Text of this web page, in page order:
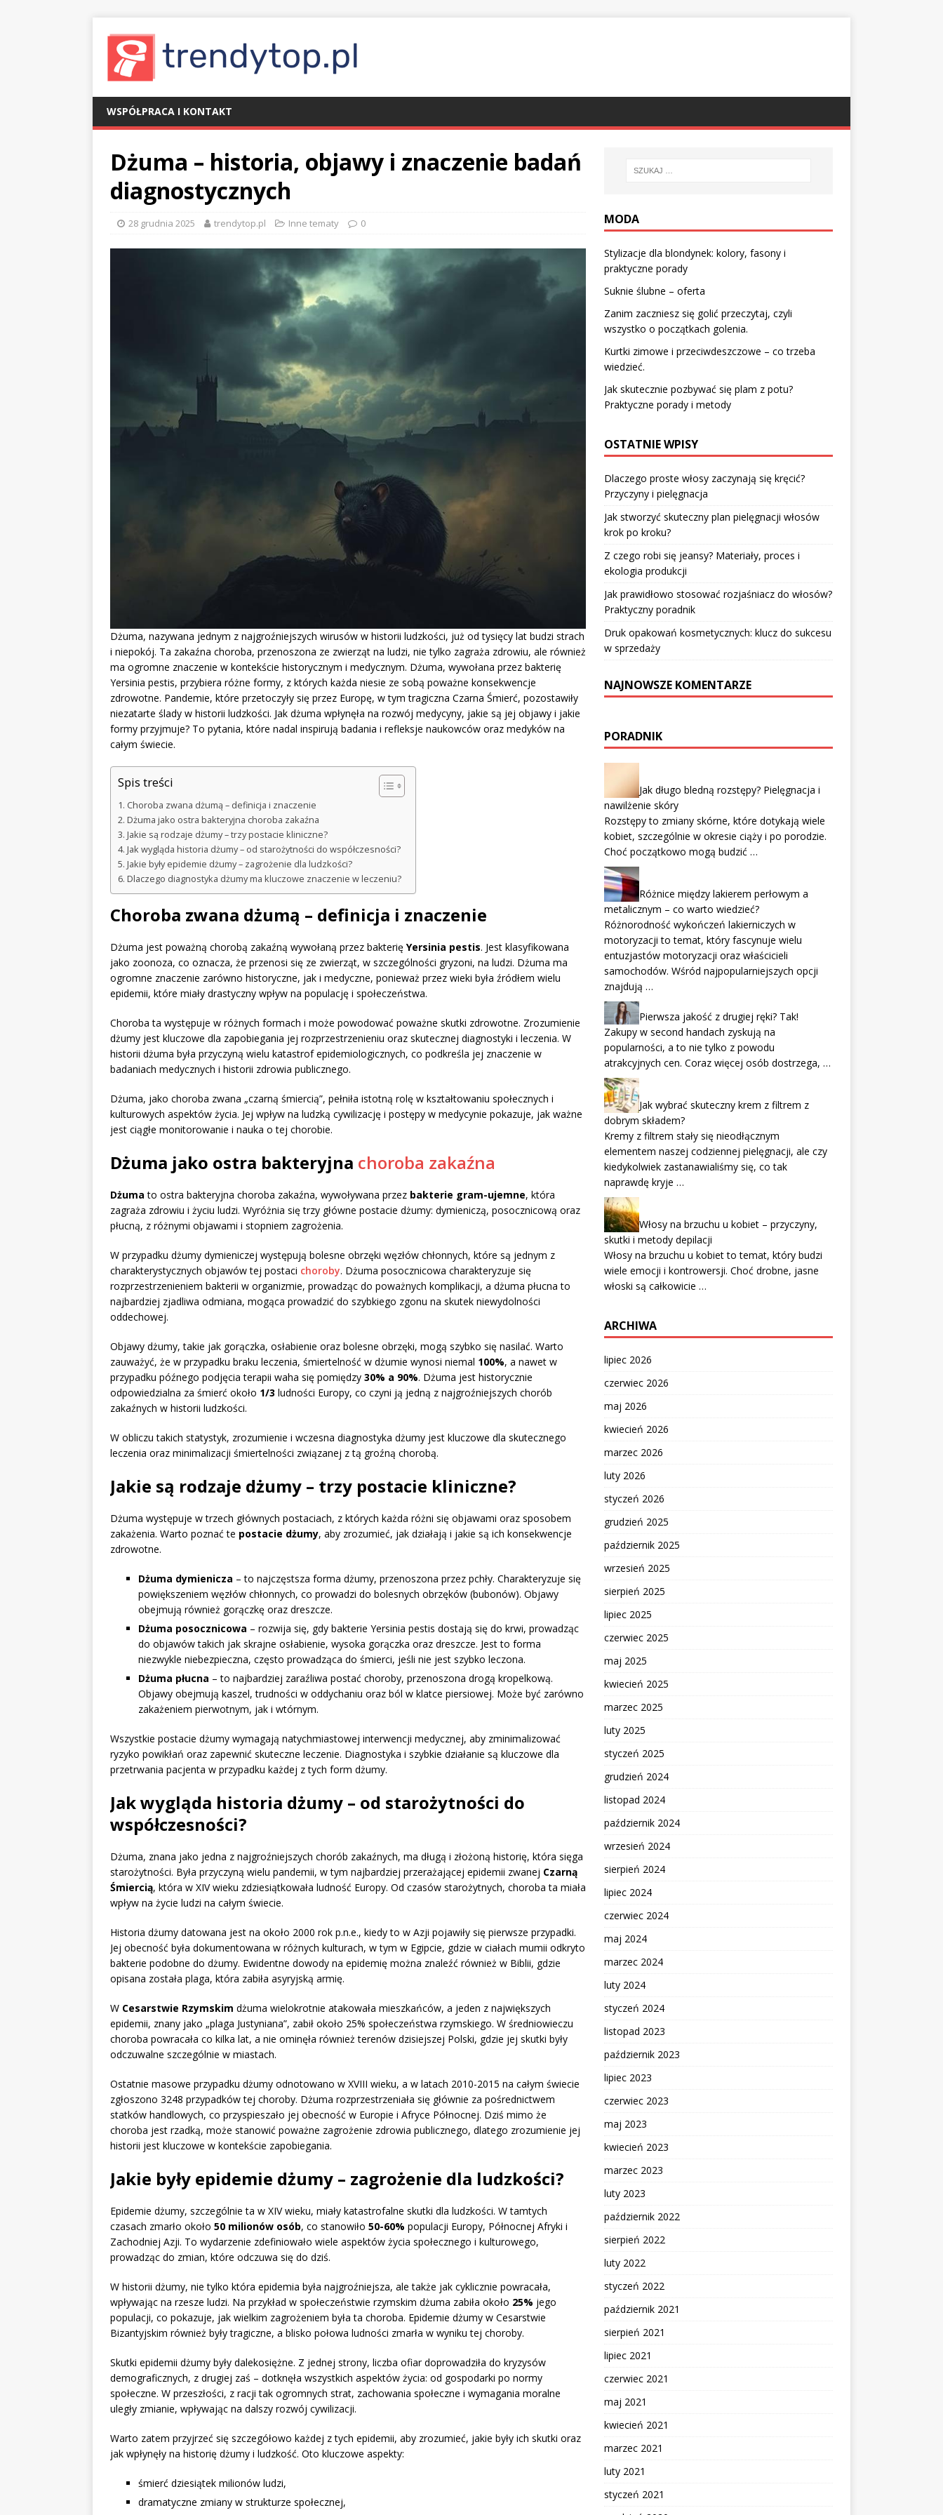
WSPÓŁPRACA I KONTAKT
Dżuma – historia, objawy i znaczenie badań
diagnostycznych
28 grudnia 2025 trendytop.pl Inne tematy 0
Dżuma, nazywana jednym z najgroźniejszych wirusów w historii ludzkości, już od tysięcy lat budzi strach
i niepokój. Ta zakaźna choroba, przenoszona ze zwierząt na ludzi, nie tylko zagraża zdrowiu, ale również
ma ogromne znaczenie w kontekście historycznym i medycznym. Dżuma, wywołana przez bakterię
Yersinia pestis, przybiera różne formy, z których każda niesie ze sobą poważne konsekwencje
zdrowotne. Pandemie, które przetoczyły się przez Europę, w tym tragiczna Czarna Śmierć, pozostawiły
niezatarte ślady w historii ludzkości. Jak dżuma wpłynęła na rozwój medycyny, jakie są jej objawy i jakie
formy przyjmuje? To pytania, które nadal inspirują badania i refleksje naukowców oraz medyków na
całym świecie.
Spis treści
Choroba zwana dżumą – definicja i znaczenie
Dżuma jako ostra bakteryjna choroba zakaźna
Jakie są rodzaje dżumy – trzy postacie kliniczne?
Jak wygląda historia dżumy – od starożytności do współczesności?
Jakie były epidemie dżumy – zagrożenie dla ludzkości?
Dlaczego diagnostyka dżumy ma kluczowe znaczenie w leczeniu?
Choroba zwana dżumą – definicja i znaczenie
Dżuma jest poważną chorobą zakaźną wywołaną przez bakterię Yersinia pestis. Jest klasyfikowana
jako zoonoza, co oznacza, że przenosi się ze zwierząt, w szczególności gryzoni, na ludzi. Dżuma ma
ogromne znaczenie zarówno historyczne, jak i medyczne, ponieważ przez wieki była źródłem wielu
epidemii, które miały drastyczny wpływ na populację i społeczeństwa.
Choroba ta występuje w różnych formach i może powodować poważne skutki zdrowotne. Zrozumienie
dżumy jest kluczowe dla zapobiegania jej rozprzestrzenieniu oraz skutecznej diagnostyki i leczenia. W
historii dżuma była przyczyną wielu katastrof epidemiologicznych, co podkreśla jej znaczenie w
badaniach medycznych i historii zdrowia publicznego.
Dżuma, jako choroba zwana „czarną śmiercią”, pełniła istotną rolę w kształtowaniu społecznych i
kulturowych aspektów życia. Jej wpływ na ludzką cywilizację i postępy w medycynie pokazuje, jak ważne
jest ciągłe monitorowanie i nauka o tej chorobie.
Dżuma jako ostra bakteryjna choroba zakaźna
Dżuma to ostra bakteryjna choroba zakaźna, wywoływana przez bakterie gram-ujemne, która
zagraża zdrowiu i życiu ludzi. Wyróżnia się trzy główne postacie dżumy: dymieniczą, posocznicową oraz
płucną, z różnymi objawami i stopniem zagrożenia.
W przypadku dżumy dymieniczej występują bolesne obrzęki węzłów chłonnych, które są jednym z
charakterystycznych objawów tej postaci choroby. Dżuma posocznicowa charakteryzuje się
rozprzestrzenieniem bakterii w organizmie, prowadząc do poważnych komplikacji, a dżuma płucna to
najbardziej zjadliwa odmiana, mogąca prowadzić do szybkiego zgonu na skutek niewydolności
oddechowej.
Objawy dżumy, takie jak gorączka, osłabienie oraz bolesne obrzęki, mogą szybko się nasilać. Warto
zauważyć, że w przypadku braku leczenia, śmiertelność w dżumie wynosi niemal 100%, a nawet w
przypadku późnego podjęcia terapii waha się pomiędzy 30% a 90%. Dżuma jest historycznie
odpowiedzialna za śmierć około 1/3 ludności Europy, co czyni ją jedną z najgroźniejszych chorób
zakaźnych w historii ludzkości.
W obliczu takich statystyk, zrozumienie i wczesna diagnostyka dżumy jest kluczowe dla skutecznego
leczenia oraz minimalizacji śmiertelności związanej z tą groźną chorobą.
Jakie są rodzaje dżumy – trzy postacie kliniczne?
Dżuma występuje w trzech głównych postaciach, z których każda różni się objawami oraz sposobem
zakażenia. Warto poznać te postacie dżumy, aby zrozumieć, jak działają i jakie są ich konsekwencje
zdrowotne.
Dżuma dymienicza – to najczęstsza forma dżumy, przenoszona przez pchły. Charakteryzuje się
powiększeniem węzłów chłonnych, co prowadzi do bolesnych obrzęków (bubonów). Objawy
obejmują również gorączkę oraz dreszcze.
Dżuma posocznicowa – rozwija się, gdy bakterie Yersinia pestis dostają się do krwi, prowadząc
do objawów takich jak skrajne osłabienie, wysoka gorączka oraz dreszcze. Jest to forma
niezwykle niebezpieczna, często prowadząca do śmierci, jeśli nie jest szybko leczona.
Dżuma płucna – to najbardziej zaraźliwa postać choroby, przenoszona drogą kropelkową.
Objawy obejmują kaszel, trudności w oddychaniu oraz ból w klatce piersiowej. Może być zarówno
zakażeniem pierwotnym, jak i wtórnym.
Wszystkie postacie dżumy wymagają natychmiastowej interwencji medycznej, aby zminimalizować
ryzyko powikłań oraz zapewnić skuteczne leczenie. Diagnostyka i szybkie działanie są kluczowe dla
przetrwania pacjenta w przypadku każdej z tych form dżumy.
Jak wygląda historia dżumy – od starożytności do
współczesności?
Dżuma, znana jako jedna z najgroźniejszych chorób zakaźnych, ma długą i złożoną historię, która sięga
starożytności. Była przyczyną wielu pandemii, w tym najbardziej przerażającej epidemii zwanej Czarną
Śmiercią, która w XIV wieku zdziesiątkowała ludność Europy. Od czasów starożytnych, choroba ta miała
wpływ na życie ludzi na całym świecie.
Historia dżumy datowana jest na około 2000 rok p.n.e., kiedy to w Azji pojawiły się pierwsze przypadki.
Jej obecność była dokumentowana w różnych kulturach, w tym w Egipcie, gdzie w ciałach mumii odkryto
bakterie podobne do dżumy. Ewidentne dowody na epidemię można znaleźć również w Biblii, gdzie
opisana została plaga, która zabiła asyryjską armię.
W Cesarstwie Rzymskim dżuma wielokrotnie atakowała mieszkańców, a jeden z największych
epidemii, znany jako „plaga Justyniana”, zabił około 25% społeczeństwa rzymskiego. W średniowieczu
choroba powracała co kilka lat, a nie ominęła również terenów dzisiejszej Polski, gdzie jej skutki były
odczuwalne szczególnie w miastach.
Ostatnie masowe przypadku dżumy odnotowano w XVIII wieku, a w latach 2010-2015 na całym świecie
zgłoszono 3248 przypadków tej choroby. Dżuma rozprzestrzeniała się głównie za pośrednictwem
statków handlowych, co przyspieszało jej obecność w Europie i Afryce Północnej. Dziś mimo że
choroba jest rzadką, może stanowić poważne zagrożenie zdrowia publicznego, dlatego zrozumienie jej
historii jest kluczowe w kontekście zapobiegania.
Jakie były epidemie dżumy – zagrożenie dla ludzkości?
Epidemie dżumy, szczególnie ta w XIV wieku, miały katastrofalne skutki dla ludzkości. W tamtych
czasach zmarło około 50 milionów osób, co stanowiło 50-60% populacji Europy, Północnej Afryki i
Zachodniej Azji. To wydarzenie zdefiniowało wiele aspektów życia społecznego i kulturowego,
prowadząc do zmian, które odczuwa się do dziś.
W historii dżumy, nie tylko która epidemia była najgroźniejsza, ale także jak cyklicznie powracała,
wpływając na rzesze ludzi. Na przykład w społeczeństwie rzymskim dżuma zabiła około 25% jego
populacji, co pokazuje, jak wielkim zagrożeniem była ta choroba. Epidemie dżumy w Cesarstwie
Bizantyjskim również były tragiczne, a blisko połowa ludności zmarła w wyniku tej choroby.
Skutki epidemii dżumy były dalekosiężne. Z jednej strony, liczba ofiar doprowadziła do kryzysów
demograficznych, z drugiej zaś – dotknęła wszystkich aspektów życia: od gospodarki po normy
społeczne. W przeszłości, z racji tak ogromnych strat, zachowania społeczne i wymagania moralne
uległy zmianie, wpływając na dalszy rozwój cywilizacji.
Warto zatem przyjrzeć się szczegółowo każdej z tych epidemii, aby zrozumieć, jakie były ich skutki oraz
jak wpłynęły na historię dżumy i ludzkość. Oto kluczowe aspekty:
śmierć dziesiątek milionów ludzi,
dramatyczne zmiany w strukturze społecznej,
MODA
Stylizacje dla blondynek: kolory, fasony i
praktyczne porady
Suknie ślubne – oferta
Zanim zaczniesz się golić przeczytaj, czyli
wszystko o początkach golenia.
Kurtki zimowe i przeciwdeszczowe – co trzeba
wiedzieć.
Jak skutecznie pozbywać się plam z potu?
Praktyczne porady i metody
OSTATNIE WPISY
Dlaczego proste włosy zaczynają się kręcić?
Przyczyny i pielęgnacja
Jak stworzyć skuteczny plan pielęgnacji włosów
krok po kroku?
Z czego robi się jeansy? Materiały, proces i
ekologia produkcji
Jak prawidłowo stosować rozjaśniacz do włosów?
Praktyczny poradnik
Druk opakowań kosmetycznych: klucz do sukcesu
w sprzedaży
NAJNOWSZE KOMENTARZE
PORADNIK
Jak długo bledną rozstępy? Pielęgnacja i
nawilżenie skóry
Rozstępy to zmiany skórne, które dotykają wiele
kobiet, szczególnie w okresie ciąży i po porodzie.
Choć początkowo mogą budzić …
Różnice między lakierem perłowym a
metalicznym – co warto wiedzieć?
Różnorodność wykończeń lakierniczych w
motoryzacji to temat, który fascynuje wielu
entuzjastów motoryzacji oraz właścicieli
samochodów. Wśród najpopularniejszych opcji
znajdują …
Pierwsza jakość z drugiej ręki? Tak!
Zakupy w second handach zyskują na
popularności, a to nie tylko z powodu
atrakcyjnych cen. Coraz więcej osób dostrzega, …
Jak wybrać skuteczny krem z filtrem z
dobrym składem?
Kremy z filtrem stały się nieodłącznym
elementem naszej codziennej pielęgnacji, ale czy
kiedykolwiek zastanawialiśmy się, co tak
naprawdę kryje …
Włosy na brzuchu u kobiet – przyczyny,
skutki i metody depilacji
Włosy na brzuchu u kobiet to temat, który budzi
wiele emocji i kontrowersji. Choć drobne, jasne
włoski są całkowicie …
ARCHIWA
lipiec 2026
czerwiec 2026
maj 2026
kwiecień 2026
marzec 2026
luty 2026
styczeń 2026
grudzień 2025
październik 2025
wrzesień 2025
sierpień 2025
lipiec 2025
czerwiec 2025
maj 2025
kwiecień 2025
marzec 2025
luty 2025
styczeń 2025
grudzień 2024
listopad 2024
październik 2024
wrzesień 2024
sierpień 2024
lipiec 2024
czerwiec 2024
maj 2024
marzec 2024
luty 2024
styczeń 2024
listopad 2023
październik 2023
lipiec 2023
czerwiec 2023
maj 2023
kwiecień 2023
marzec 2023
luty 2023
październik 2022
sierpień 2022
luty 2022
styczeń 2022
październik 2021
sierpień 2021
lipiec 2021
czerwiec 2021
maj 2021
kwiecień 2021
marzec 2021
luty 2021
styczeń 2021